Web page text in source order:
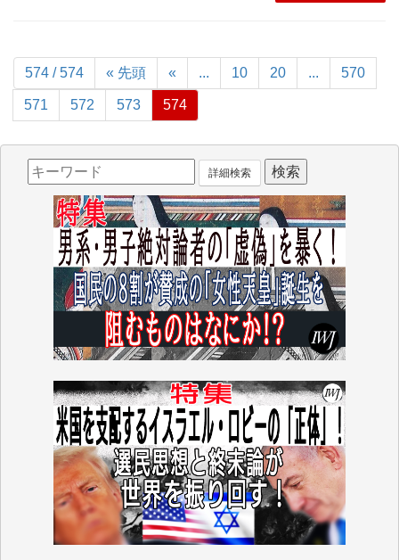
574 / 574 « 先頭 « ... 10 20 ... 570
571 572 573 574
詳細検索